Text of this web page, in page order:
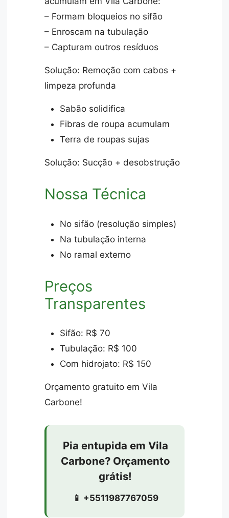
– Formam bloqueios no sifão
– Enroscam na tubulação
– Capturam outros resíduos
Solução: Remoção com cabos +
limpeza profunda
Sabão solidifica
Fibras de roupa acumulam
Terra de roupas sujas
Solução: Sucção + desobstrução
Nossa Técnica
No sifão (resolução simples)
Na tubulação interna
No ramal externo
Preços
Transparentes
Sifão: R$ 70
Tubulação: R$ 100
Com hidrojato: R$ 150
Orçamento gratuito em Vila
Carbone!
Pia entupida em Vila
Carbone? Orçamento
grátis!
📱 +5511987767059